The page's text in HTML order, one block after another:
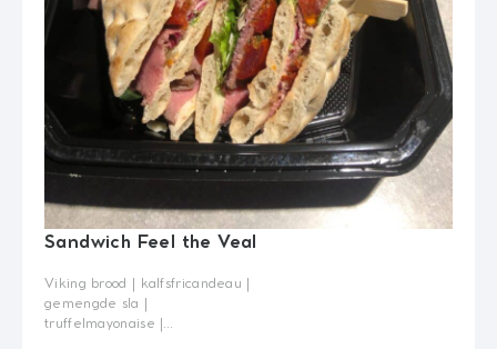
Sandwich Feel the Veal
Viking brood | kalfsfricandeau |
gemengde sla |
truffelmayonaise |